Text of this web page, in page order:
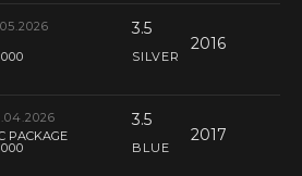
3.5
2016
SILVER
3.5
PACKAGE 2017
BLUE